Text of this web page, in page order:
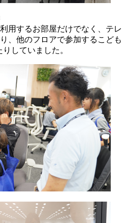
用するお部屋だけでなく、テレ
、他のフロアで参加するこども
していました。